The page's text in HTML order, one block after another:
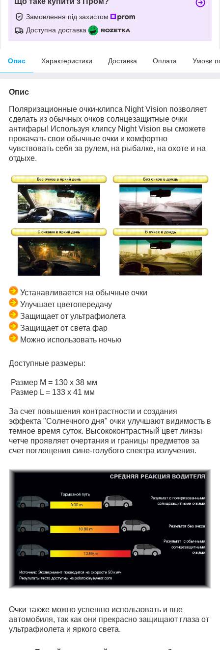
Замовлення під захистом
Доступна доставка
Опис Характеристики Доставка Оплата Умови
Опис
Поляризационные очки-клипса Night Vision позволяет
сделать из обычных очков солнцезащитные очки
антифары! Используя клипсу Night Vision вы сможете
прокачать свои обычные очки и комфортно
чувствовать себя за рулем, на рыбалке, на охоте и на
отдыхе.
Устанавливается на обычные очки
Улучшает цветопередачу
Защищает от ультрафиолета
Защищает от света фар
Можно использовать ночью
Доступные размеры:
Размер M = 130 x 38 мм
Размер L = 133 x 41 мм
За счет повышения контрастности и создания
эффекта "Солнечного дня" очки улучшают видимость в
темное время суток. Высококонтрастный цвет линзы
четче проявляет очертания и границы предметов за
счет поглощения сине-голубого спектра излучения.
Очки также можно успешно использовать и вне
автомобиля, так как они прекрасно защищают глаза от
ультрафиолета и яркого света.